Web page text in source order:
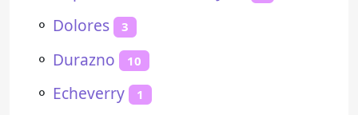
⚬ Dolores 3
⚬ Durazno 10
⚬ Echeverry 1